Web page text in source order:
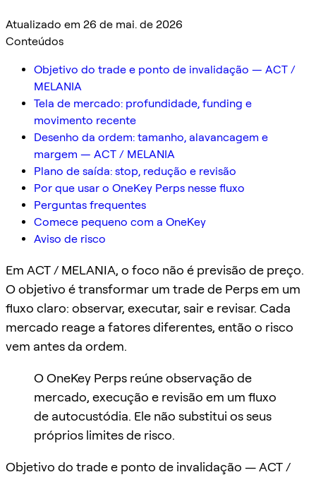
Atualizado em 26 de mai. de 2026
Conteúdos
Objetivo do trade e ponto de invalidação — ACT /
MELANIA
Tela de mercado: profundidade, funding e
movimento recente
Desenho da ordem: tamanho, alavancagem e
margem — ACT / MELANIA
Plano de saída: stop, redução e revisão
Por que usar o OneKey Perps nesse fluxo
Perguntas frequentes
Comece pequeno com a OneKey
Aviso de risco
Em ACT / MELANIA, o foco não é previsão de preço.
O objetivo é transformar um trade de Perps em um
fluxo claro: observar, executar, sair e revisar. Cada
mercado reage a fatores diferentes, então o risco
vem antes da ordem.
O OneKey Perps reúne observação de
mercado, execução e revisão em um fluxo
de autocustódia. Ele não substitui os seus
próprios limites de risco.
Objetivo do trade e ponto de invalidação — ACT /